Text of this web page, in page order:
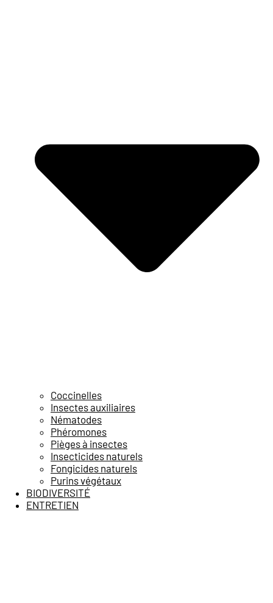
Coccinelles
Insectes auxiliaires
Nématodes
Phéromones
Pièges à insectes
Insecticides naturels
Fongicides naturels
Purins végétaux
BIODIVERSITÉ
ENTRETIEN